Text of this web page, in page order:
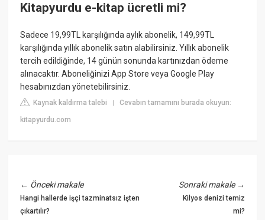
Kitapyurdu e-kitap ücretli mi?
Sadece 19,99TL karşılığında aylık abonelik, 149,99TL
karşılığında yıllık abonelik satın alabilirsiniz. Yıllık abonelik
tercih edildiğinde, 14 günün sonunda kartınızdan ödeme
alınacaktır. Aboneliğinizi App Store veya Google Play
hesabınızdan yönetebilirsiniz.
Kaynak kaldırma talebi |Cevabın tamamını burada okuyun:
kitapyurdu.com
← Önceki makale
Hangi hallerde işçi tazminatsız işten
çıkartılır?
Sonraki makale→
Kilyos denizi temiz
mi?